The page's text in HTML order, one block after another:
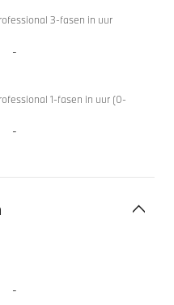
3-fasen in uur
-
1-fasen in uur (0-
-
-